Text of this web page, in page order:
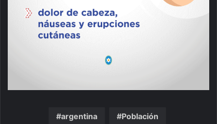
argentina Población